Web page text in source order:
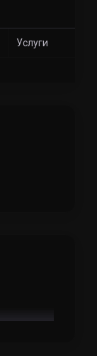
Услуги